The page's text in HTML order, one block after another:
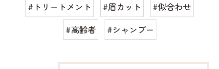
#トリートメント
#眉カット
#似合わせ
#高齢者
#シャンプー